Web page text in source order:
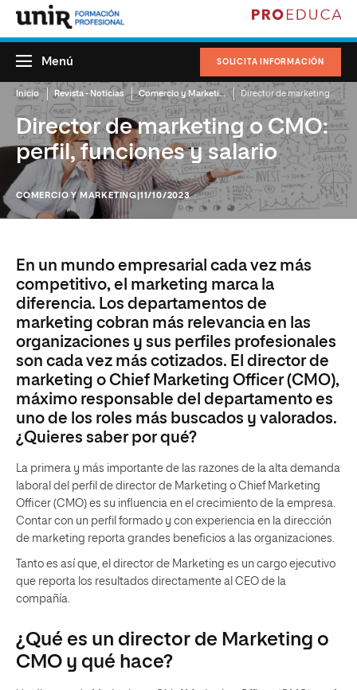
SOLICITA INFORMACIÓN
Menú
Inicio Revista - Noticias Comercio y Marketing Director de marketing o CMO: perfil, funciones y salario
Director de marketing o CMO:
perfil, funciones y salario
COMERCIO Y MARKETING |11/10/2023
En un mundo empresarial cada vez más
competitivo, el marketing marca la
diferencia. Los departamentos de
marketing cobran más relevancia en las
organizaciones y sus perfiles profesionales
son cada vez más cotizados. El director de
marketing o Chief Marketing Officer (CMO),
máximo responsable del departamento es
uno de los roles más buscados y valorados.
¿Quieres saber por qué?
La primera y más importante de las razones de la alta demanda
laboral del perfil de director de Marketing o Chief Marketing
Officer (CMO) es su influencia en el crecimiento de la empresa.
Contar con un perfil formado y con experiencia en la dirección
de marketing reporta grandes beneficios a las organizaciones.
Tanto es así que, el director de Marketing es un cargo ejecutivo
que reporta los resultados directamente al CEO de la
compañía.
¿Qué es un director de Marketing o
CMO y qué hace?